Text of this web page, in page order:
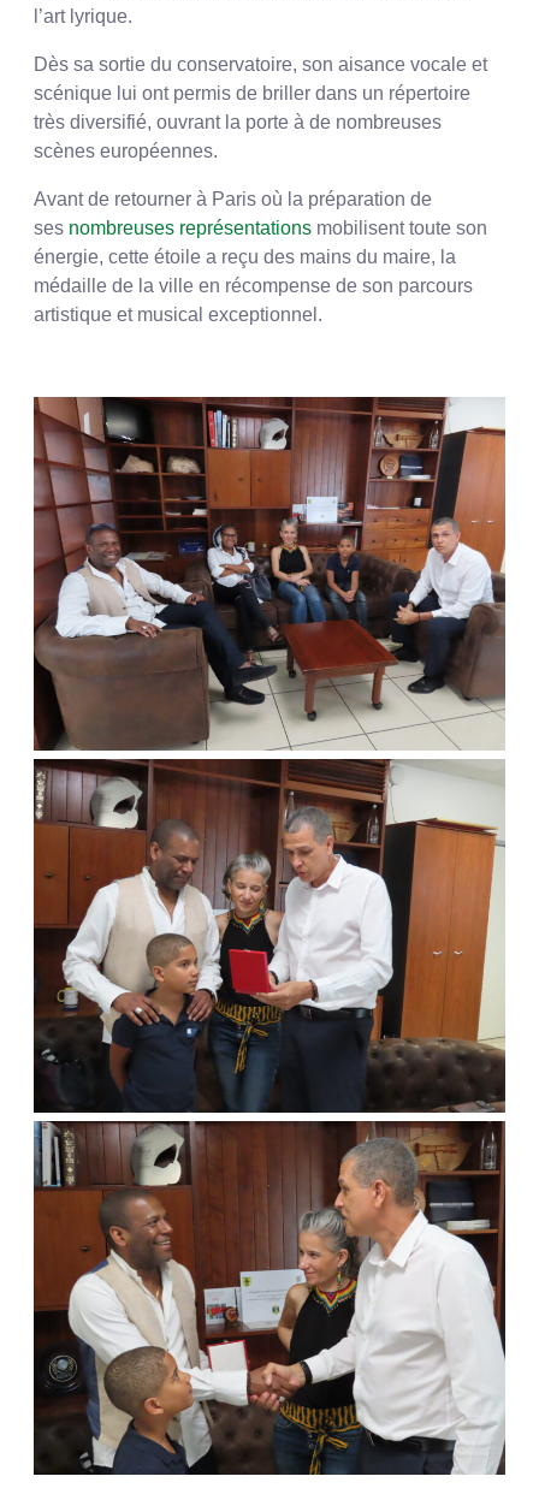
l’art lyrique.
Dès sa sortie du conservatoire, son aisance vocale et
scénique lui ont permis de briller dans un répertoire
très diversifié, ouvrant la porte à de nombreuses
scènes européennes.
Avant de retourner à Paris où la préparation de
ses nombreuses représentations mobilisent toute son
énergie, cette étoile a reçu des mains du maire, la
médaille de la ville en récompense de son parcours
artistique et musical exceptionnel.